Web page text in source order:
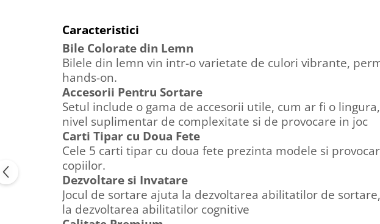
Caracteristici
Bile Colorate din Lemn
Bilele din lemn vin intr-o varietate de culori vibrante,
hands-on.
Accesorii Pentru Sortare
Setul include o gama de accesorii utile, cum ar fi o
nivel suplimentar de complexitate si de provocare in joc
Carti Tipar cu Doua Fete
Cele 5 carti tipar cu doua fete prezinta modele si
copiilor.
Dezvoltare si Invatare
Jocul de sortare ajuta la dezvoltarea abilitatilor de
la dezvoltarea abilitatilor cognitive